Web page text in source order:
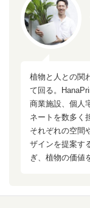
植物と人との関
て回る。
商業施設、個人
ネートを数多く
それぞれの空間
ザインを提案す
ぎ、植物の価値